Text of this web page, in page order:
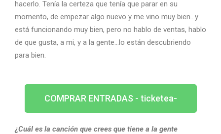
hacerlo. Tenía la certeza que tenía que parar en su
momento, de empezar algo nuevo y me vino muy bien…y
está funcionando muy bien, pero no hablo de ventas, hablo
de que gusta, a mi, y a la gente…lo están descubriendo
para bien.
COMPRAR ENTRADAS - ticketea-
¿Cuál es la canción que crees que tiene a la gente